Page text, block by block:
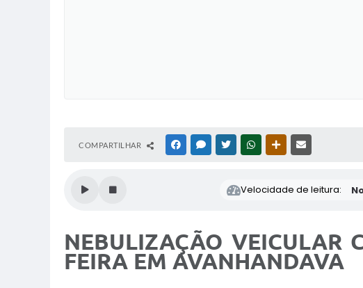
COMPARTILHAR FACEBOOKMESSENGER
TWITTERWHATSAPPOUTRAS MÍDIAS
Velocidade de leitura:
NEBULIZAÇÃO VEICULAR
FEIRA EM AVANHANDAVA